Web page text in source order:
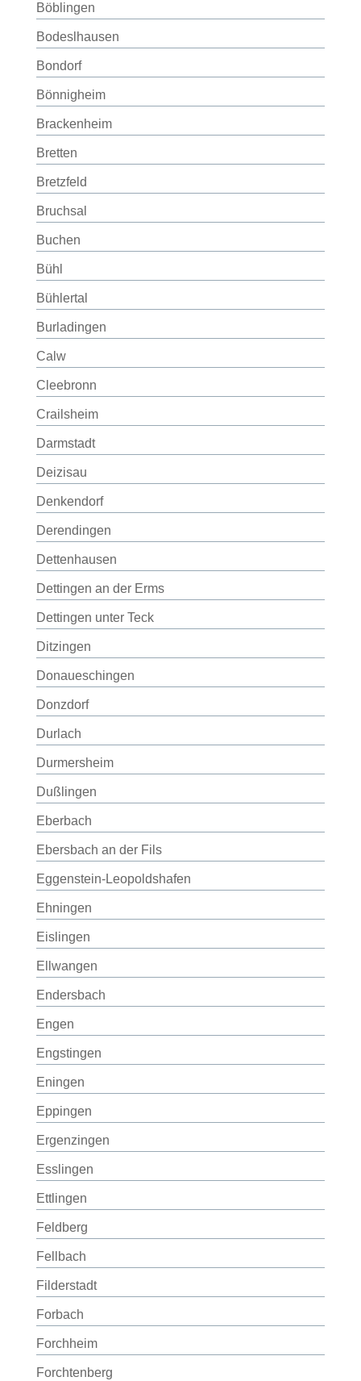
Böblingen
Bodeslhausen
Bondorf
Bönnigheim
Brackenheim
Bretten
Bretzfeld
Bruchsal
Buchen
Bühl
Bühlertal
Burladingen
Calw
Cleebronn
Crailsheim
Darmstadt
Deizisau
Denkendorf
Derendingen
Dettenhausen
Dettingen an der Erms
Dettingen unter Teck
Ditzingen
Donaueschingen
Donzdorf
Durlach
Durmersheim
Dußlingen
Eberbach
Ebersbach an der Fils
Eggenstein-Leopoldshafen
Ehningen
Eislingen
Ellwangen
Endersbach
Engen
Engstingen
Eningen
Eppingen
Ergenzingen
Esslingen
Ettlingen
Feldberg
Fellbach
Filderstadt
Forbach
Forchheim
Forchtenberg